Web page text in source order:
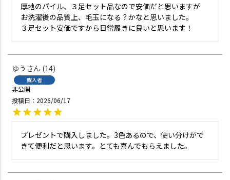
厚地のパイル、３足セット品なので安価だと思いますが
お洗濯後の品質上、毛玉になる？かなと思いました。
３足セット安価ですから日常履きに良いと思います！
ゆう 14
購入者
非公開
投稿日
2026/06/17
プレゼントで購入しました。3色あるので、使い分けがで